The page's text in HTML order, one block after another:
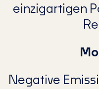
einzigartigen
Negative